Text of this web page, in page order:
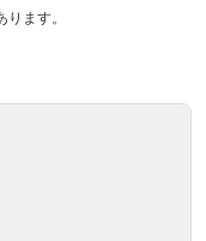
ます。